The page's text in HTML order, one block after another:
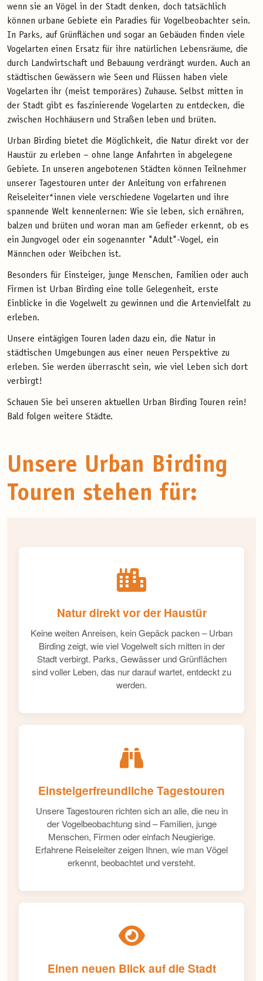
wenn sie an Vögel in der Stadt denken, doch tatsächlich
können urbane Gebiete ein Paradies für Vogelbeobachter sein.
In Parks, auf Grünflächen und sogar an Gebäuden finden viele
Vogelarten einen Ersatz für ihre natürlichen Lebensräume, die
durch Landwirtschaft und Bebauung verdrängt wurden​. Auch an
städtischen Gewässern wie Seen und Flüssen haben viele
Vogelarten ihr (meist temporäres) Zuhause. Selbst mitten in
der Stadt gibt es faszinierende Vogelarten zu entdecken, die
zwischen Hochhäusern und Straßen leben und brüten.
Urban Birding bietet die Möglichkeit, die Natur direkt vor der
Haustür zu erleben – ohne lange Anfahrten in abgelegene
Gebiete. In unseren angebotenen Städten können Teilnehmer
unserer Tagestouren unter der Anleitung von erfahrenen
Reiseleiter*innen viele verschiedene Vogelarten und ihre
spannende Welt kennenlernen​: Wie sie leben, sich ernähren,
balzen und brüten und woran man am Gefieder erkennt, ob es
ein Jungvogel oder ein sogenannter "Adult"-Vogel, ein
Männchen oder Weibchen ist.
Besonders für Einsteiger, junge Menschen, Familien oder auch
Firmen ist Urban Birding eine tolle Gelegenheit, erste
Einblicke in die Vogelwelt zu gewinnen und die Artenvielfalt zu
erleben.
Unsere eintägigen Touren laden dazu ein, die Natur in
städtischen Umgebungen aus einer neuen Perspektive zu
erleben. Sie werden überrascht sein, wie viel Leben sich dort
verbirgt!
Schauen Sie bei unseren aktuellen Urban Birding Touren rein!
Bald folgen weitere Städte.
Unsere Urban Birding
Touren stehen für:
Natur direkt vor der Haustür
Keine weiten Anreisen, kein Gepäck packen – Urban
Birding zeigt, wie viel Vogelwelt sich mitten in der
Stadt verbirgt. Parks, Gewässer und Grünflächen
sind voller Leben, das nur darauf wartet, entdeckt zu
werden.
Einsteigerfreundliche Tagestouren
Unsere Tagestouren richten sich an alle, die neu in
der Vogelbeobachtung sind – Familien, junge
Menschen, Firmen oder einfach Neugierige.
Erfahrene Reiseleiter zeigen Ihnen, wie man Vögel
erkennt, beobachtet und versteht.
Einen neuen Blick auf die Stadt